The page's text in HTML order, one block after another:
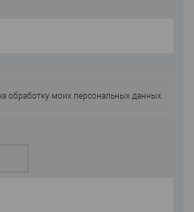
обработку моих персональных данных